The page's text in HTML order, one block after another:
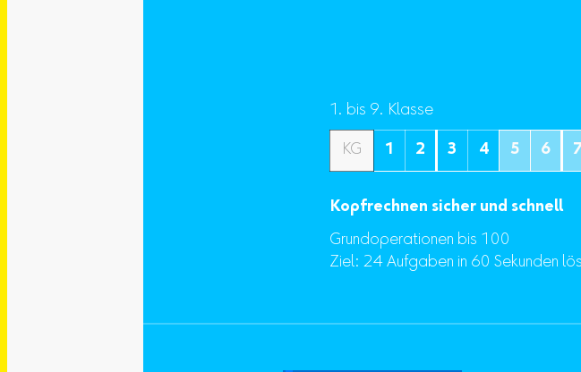
1. bis 9. Klasse
KG 1 2 3 4 5 6
Kopfrechnen sicher und schnell
Grundoperationen bis 100
Ziel: 24 Aufgaben in 60 Sekunden